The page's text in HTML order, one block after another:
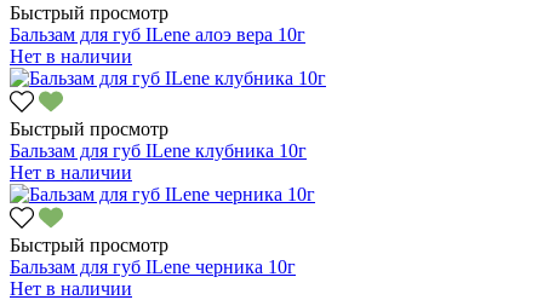
Быстрый просмотр
Бальзам для губ ILene алоэ вера 10г
Нет в наличии
Быстрый просмотр
Бальзам для губ ILene клубника 10г
Нет в наличии
Быстрый просмотр
Бальзам для губ ILene черника 10г
Нет в наличии